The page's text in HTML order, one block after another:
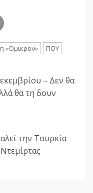
«Όμικρον» ΠΟΥ
– Δεν θα
θα τη δουν
την Τουρκία